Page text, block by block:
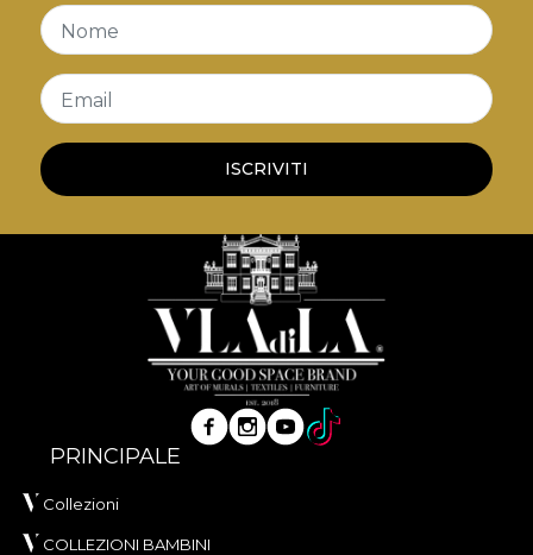
veritabilă. Încadrate de rame negre, elegante și
robuste, aceste tablouri sunt elementul de
decor
vintageideal pentru a adăuga personalitate și
istorie pereților tăi.
Nome
Email
ISCRIVITI
PRINCIPALE
Collezioni
COLLEZIONI BAMBINI